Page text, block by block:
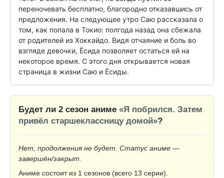
переночевать бесплатно, благородно отказавшись от
предложения. На следующее утро Саю рассказала о
том, как попала в Токио: полгода назад она сбежала
от родителей из Хоккайдо. Видя отчаяние и боль во
взгляде девочки, Ёсида позволяет остаться ей на
некоторое время. С этого дня открывается новая
страница в жизни Саю и Ёсиды.
Будет ли 2 сезон аниме «Я побрился. Затем
привёл старшеклассницу домой»?
Нет, продолжения не будет. Статус аниме —
завершён/закрыт.
Аниме состоит из 1 сезонов (всего 13 серии).